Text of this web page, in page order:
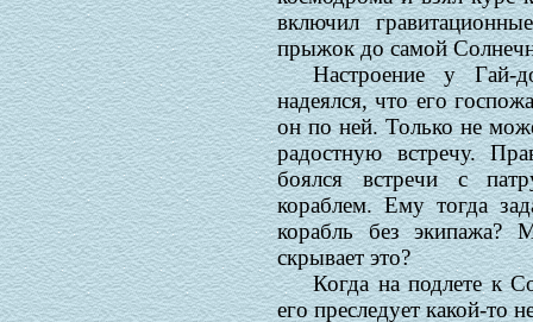
включил
прыжок до самой
Настроение у
надеялся, что его
он по ней. Только не
радостную встречу.
боялся встречи с
кораблем. Ему тогда
корабль без экипажа?
скрывает это?
Когда на подлете к
его преследует какой-то